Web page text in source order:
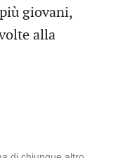
giovani,
alla